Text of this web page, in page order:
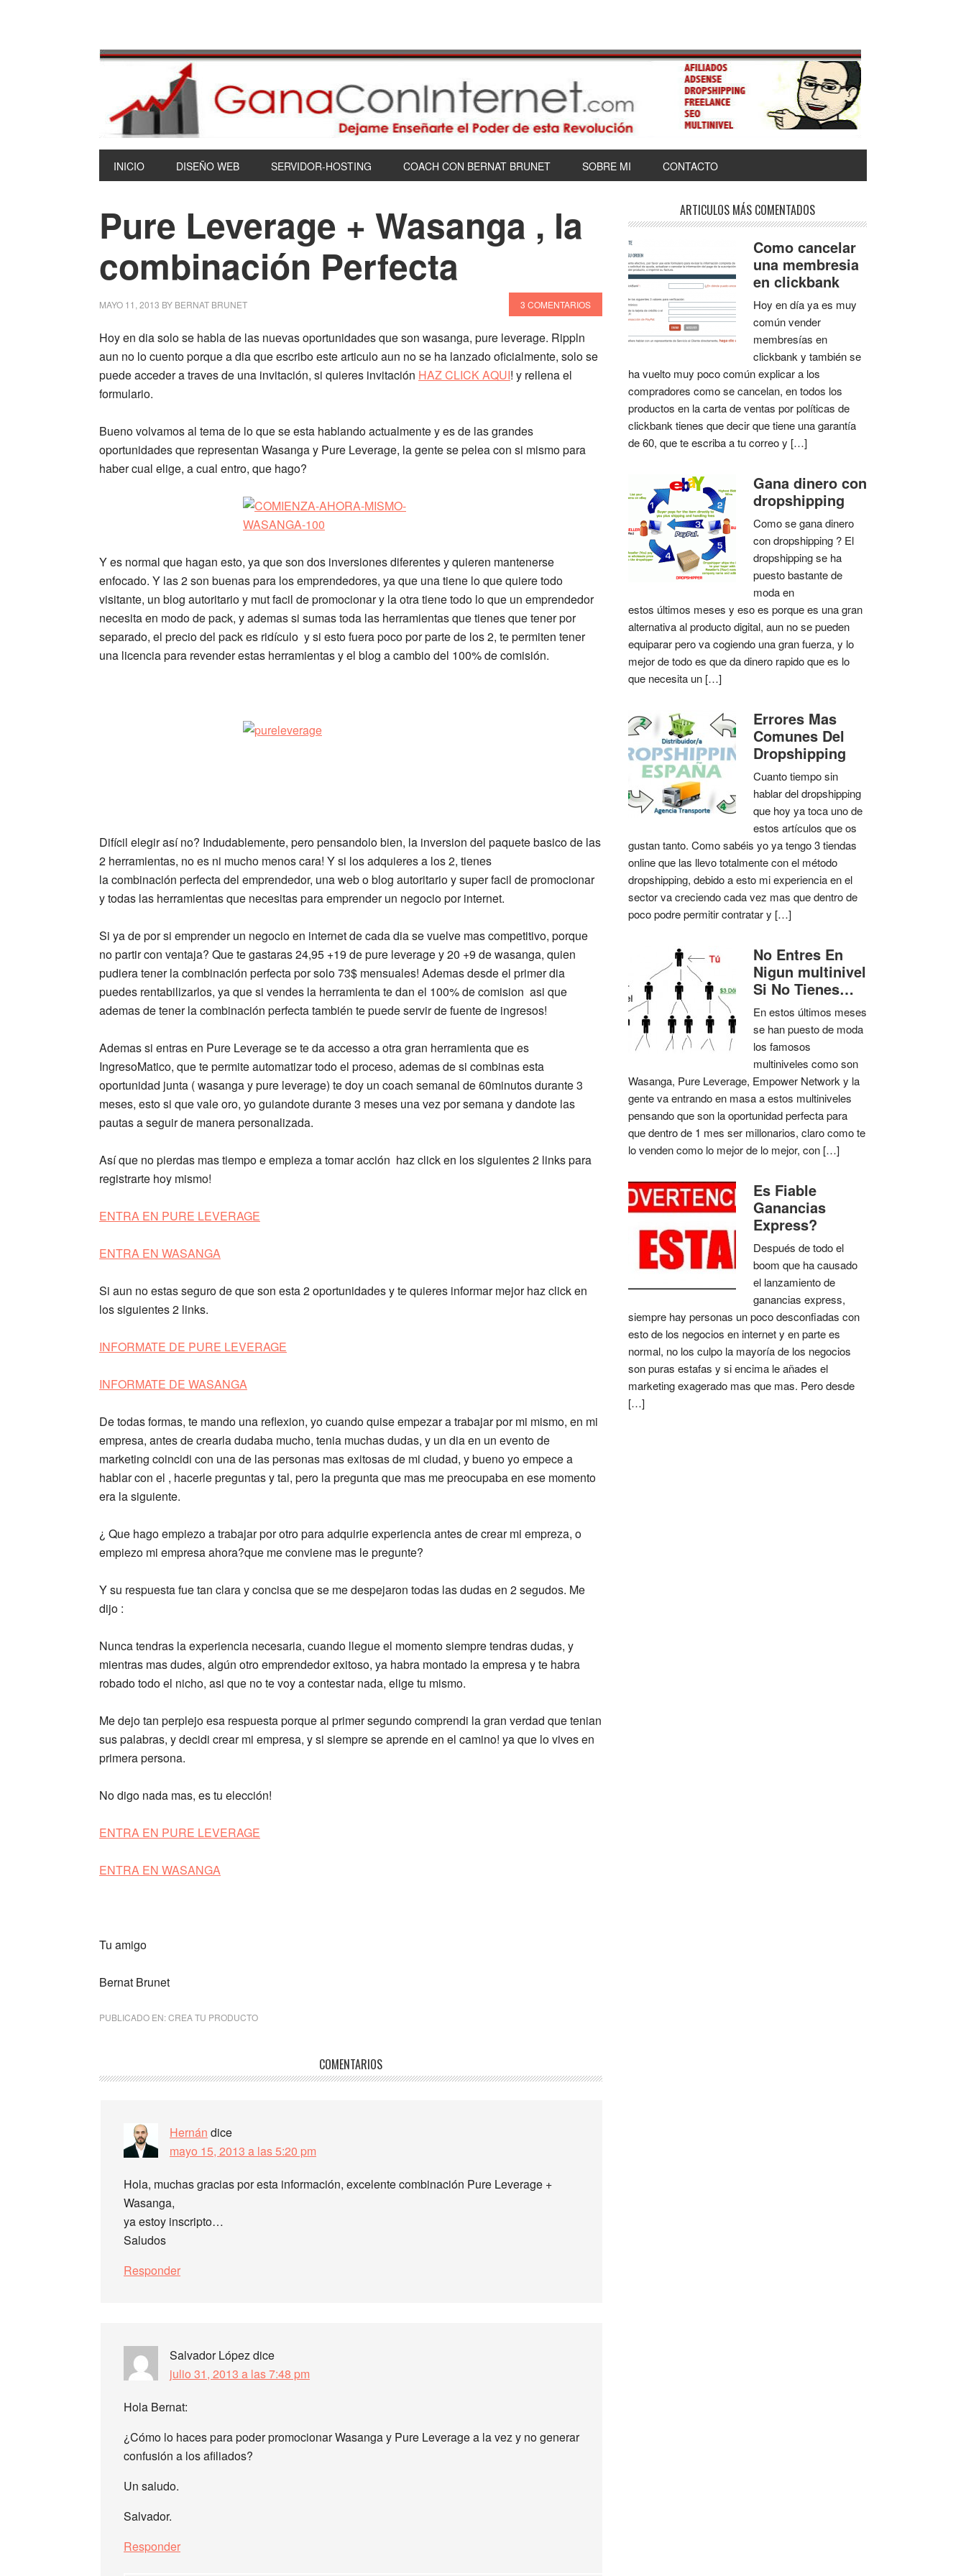
INICIO DISEÑO WEB SERVIDOR-HOSTING COACH CON BERNAT BRUNET SOBRE MI CONTACTO
Pure Leverage + Wasanga , la
combinación Perfecta
MAYO 11, 2013 BY BERNAT BRUNET 3 COMENTARIOS
Hoy en dia solo se habla de las nuevas oportunidades que son wasanga, pure leverage. Rippln
aun no lo cuento porque a dia que escribo este articulo aun no se ha lanzado oficialmente, solo se
puede acceder a traves de una invitación, si quieres invitación HAZ CLICK AQUI! y rellena el
formulario.
Bueno volvamos al tema de lo que se esta hablando actualmente y es de las grandes
oportunidades que representan Wasanga y Pure Leverage, la gente se pelea con si mismo para
haber cual elige, a cual entro, que hago?
Y es normal que hagan esto, ya que son dos inversiones diferentes y quieren mantenerse
enfocado. Y las 2 son buenas para los emprendedores, ya que una tiene lo que quiere todo
visitante, un blog autoritario y mut facil de promocionar y la otra tiene todo lo que un emprendedor
necesita en modo de pack, y ademas si sumas toda las herramientas que tienes que tener por
separado, el precio del pack es ridículo y si esto fuera poco por parte de los 2, te permiten tener
una licencia para revender estas herramientas y el blog a cambio del 100% de comisión.
Difícil elegir así no? Indudablemente, pero pensandolo bien, la inversion del paquete basico de las
2 herramientas, no es ni mucho menos cara! Y si los adquieres a los 2, tienes
la combinación perfecta del emprendedor, una web o blog autoritario y super facil de promocionar
y todas las herramientas que necesitas para emprender un negocio por internet.
Si ya de por si emprender un negocio en internet de cada dia se vuelve mas competitivo, porque
no partir con ventaja? Que te gastaras 24,95 +19 de pure leverage y 20 +9 de wasanga, quien
pudiera tener la combinación perfecta por solo 73$ mensuales! Ademas desde el primer dia
puedes rentabilizarlos, ya que si vendes la herramienta te dan el 100% de comision asi que
ademas de tener la combinación perfecta también te puede servir de fuente de ingresos!
Ademas si entras en Pure Leverage se te da accesso a otra gran herramienta que es
IngresoMatico, que te permite automatizar todo el proceso, ademas de si combinas esta
oportunidad junta ( wasanga y pure leverage) te doy un coach semanal de 60minutos durante 3
meses, esto si que vale oro, yo guiandote durante 3 meses una vez por semana y dandote las
pautas a seguir de manera personalizada.
Asíque no pierdas mas tiempo e empieza a tomar acción haz click en los siguientes 2 links para
registrarte hoy mismo!
ENTRA EN PURE LEVERAGE
ENTRA EN WASANGA
Si aun no estas seguro de que son esta 2 oportunidades y te quieres informar mejor haz click en
los siguientes 2 links.
INFORMATE DE PURE LEVERAGE
INFORMATE DE WASANGA
De todas formas, te mando una reflexion, yo cuando quise empezar a trabajar por mi mismo, en mi
empresa, antes de crearla dudaba mucho, tenia muchas dudas, y un dia en un evento de
marketing coincidi con una de las personas mas exitosas de mi ciudad, y bueno yo empece a
hablar con el , hacerle preguntas y tal, pero la pregunta que mas me preocupaba en ese momento
era la siguiente.
¿ Que hago empiezo a trabajar por otro para adquirie experiencia antes de crear mi empreza, o
empiezo mi empresa ahora?que me conviene mas le pregunte?
Y su respuesta fue tan clara y concisa que se me despejaron todas las dudas en 2 segudos. Me
dijo :
Nunca tendras la experiencia necesaria, cuando llegue el momento siempre tendras dudas, y
mientras mas dudes, algún otro emprendedor exitoso, ya habra montado la empresa y te habra
robado todo el nicho, asi que no te voy a contestar nada, elige tu mismo.
Me dejo tan perplejo esa respuesta porque al primer segundo comprendi la gran verdad que tenian
sus palabras, y decidi crear mi empresa, y si siempre se aprende en el camino! ya que lo vives en
primera persona.
No digo nada mas, es tu elección!
ENTRA EN PURE LEVERAGE
ENTRA EN WASANGA
Tu amigo
Bernat Brunet
PUBLICADO EN:CREA TU PRODUCTO
COMENTARIOS
Hernán dice
mayo 15, 2013 a las 5:20 pm
Hola, muchas gracias por esta información, excelente combinación Pure Leverage +
Wasanga,
ya estoy inscripto…
Saludos
Responder
Salvador Lópezdice
julio 31, 2013 a las 7:48 pm
Hola Bernat:
¿Cómo lo haces para poder promocionar Wasanga y Pure Leverage a la vez y no generar
confusión a los afiliados?
Un saludo.
Salvador.
Responder
ARTICULOS MÁS COMENTADOS
Como cancelar
una membresia
en clickbank
Hoy en día ya es muy
común vender
membresías en
clickbank y también se
ha vuelto muy poco común explicar a los
compradores como se cancelan, en todos los
productos en la carta de ventas por políticas de
clickbank tienes que decir que tiene una garantía
de 60, que te escriba a tu correo y […]
Gana dinero con
dropshipping
Como se gana dinero
con dropshipping ? El
dropshipping se ha
puesto bastante de
moda en
estos últimos meses y eso es porque es una gran
alternativa al producto digital, aun no se pueden
equiparar pero va cogiendo una gran fuerza, y lo
mejor de todo es que da dinero rapido que es lo
que necesita un […]
Errores Mas
Comunes Del
Dropshipping
Cuanto tiempo sin
hablar del dropshipping
que hoy ya toca uno de
estos artículos que os
gustan tanto. Como sabéis yo ya tengo 3 tiendas
online que las llevo totalmente con el método
dropshipping, debido a esto mi experiencia en el
sector va creciendo cada vez mas que dentro de
poco podre permitir contratar y […]
No Entres En
Nigun multinivel
Si No Tienes…
En estos últimos meses
se han puesto de moda
los famosos
multiniveles como son
Wasanga, Pure Leverage, Empower Network y la
gente va entrando en masa a estos multiniveles
pensando que son la oportunidad perfecta para
que dentro de 1 mes ser millonarios, claro como te
lo venden como lo mejor de lo mejor, con […]
Es Fiable
Ganancias
Express?
Después de todo el
boom que ha causado
el lanzamiento de
ganancias express,
siempre hay personas un poco desconfiadas con
esto de los negocios en internet y en parte es
normal, no los culpo la mayoría de los negocios
son puras estafas y si encima le añades el
marketing exagerado mas que mas. Pero desde
[…]